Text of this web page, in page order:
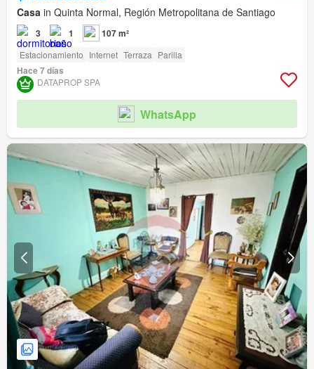
Casa in Quinta Normal, Región Metropolitana de Santiago
3 1 107 m²
Estacionamiento Internet Terraza Parilla
Hace 7 días
DATAPROP SPA
WhatsApp